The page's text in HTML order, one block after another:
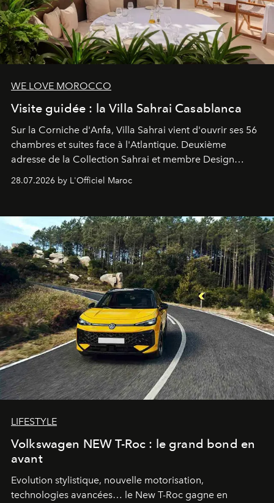
WE LOVE MOROCCO
Visite guidée : la Villa Sahrai Casablanca
Sur la Corniche d'Anfa, Villa Sahrai vient d'ouvrir ses 56
chambres et suites face à l'Atlantique. Deuxième
adresse de la Collection Sahrai et membre Design
Hotels, ce boutique-hôtel cinq étoiles signé Christophe
Pillet promet un lieu de vie complet. On y a déjeuné…
28.07.2026 by L'Officiel Maroc
LIFESTYLE
Volkswagen NEW T-Roc : le grand bond en
avant
Evolution stylistique, nouvelle motorisation,
technologies avancées… le New T-Roc gagne en